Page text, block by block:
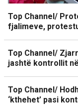
Top Channel/
fjalimeve,
Top Channel/
jashtë kontrollit
Top Channel/
‘kthehet’ pasi